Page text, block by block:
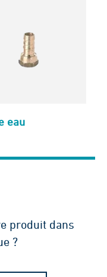
eau
produit dans
?